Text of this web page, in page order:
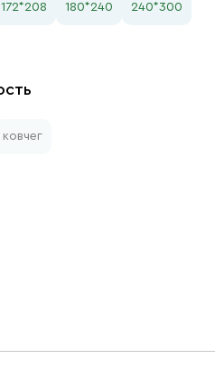
172*208 180*240 240*300
ковчег